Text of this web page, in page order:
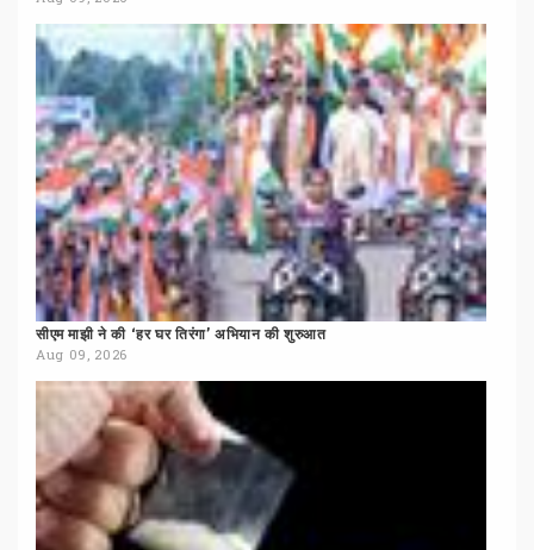
सीएम माझी ने की ‘हर घर तिरंगा’ अभियान की शुरुआत
Aug 09, 2026